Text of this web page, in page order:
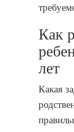
Как
лет
Какая